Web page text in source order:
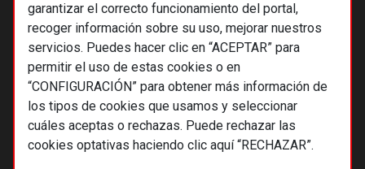
garantizar el correcto funcionamiento del portal,
recoger información sobre su uso, mejorar nuestros
servicios. Puedes hacer clic en “ACEPTAR” para
permitir el uso de estas cookies o en
“CONFIGURACIÓN” para obtener más información de
los tipos de cookies que usamos y seleccionar
cuáles aceptas o rechazas. Puede rechazar las
cookies optativas haciendo clic aquí “RECHAZAR”.
© 2026 Alternativas económicas SCCL